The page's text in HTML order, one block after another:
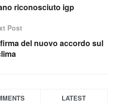
riconosciuto igp
Post
del nuovo accordo sul
LATEST